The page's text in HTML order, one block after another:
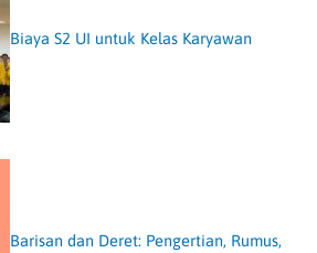
Biaya S2 UI untuk Kelas Karyawan
Barisan dan Deret: Pengertian, Rumus,